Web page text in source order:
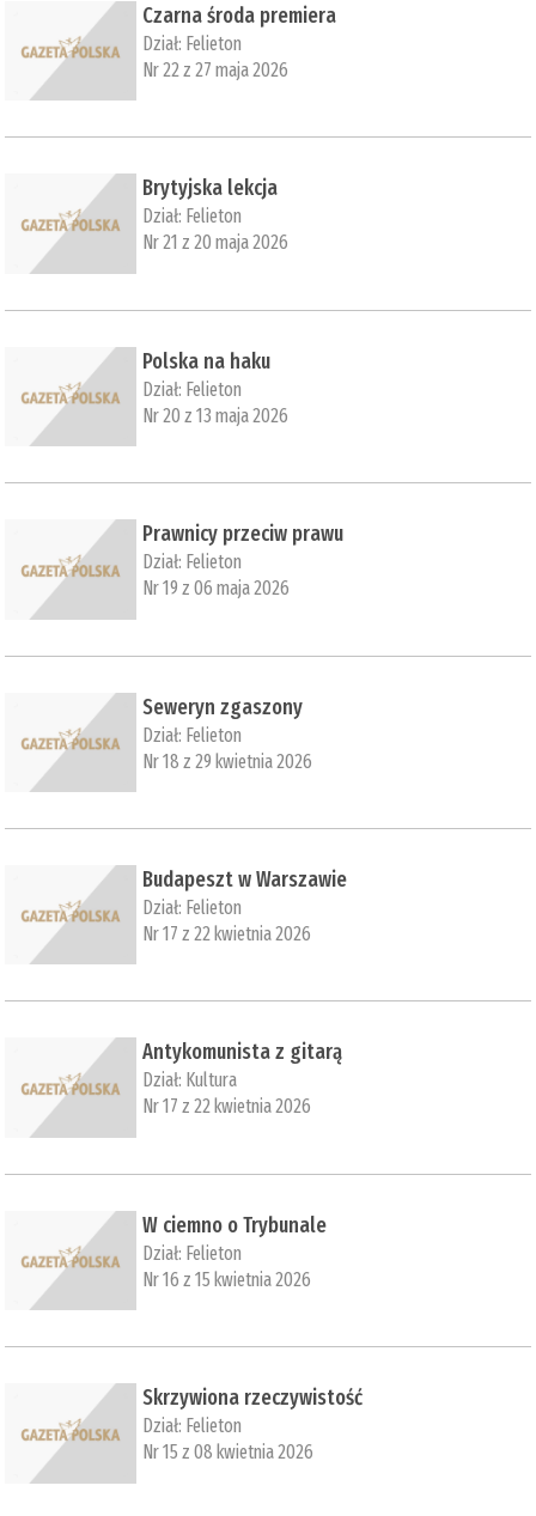
Czarna środa premiera
Dział: Felieton
Nr 22 z 27 maja 2026
Brytyjska lekcja
Dział: Felieton
Nr 21 z 20 maja 2026
Polska na haku
Dział: Felieton
Nr 20 z 13 maja 2026
Prawnicy przeciw prawu
Dział: Felieton
Nr 19 z 06 maja 2026
Seweryn zgaszony
Dział: Felieton
Nr 18 z 29 kwietnia 2026
Budapeszt w Warszawie
Dział: Felieton
Nr 17 z 22 kwietnia 2026
Antykomunista z gitarą
Dział: Kultura
Nr 17 z 22 kwietnia 2026
W ciemno o Trybunale
Dział: Felieton
Nr 16 z 15 kwietnia 2026
Skrzywiona rzeczywistość
Dział: Felieton
Nr 15 z 08 kwietnia 2026